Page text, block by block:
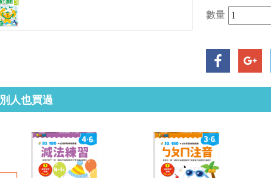
數量
別人也買過